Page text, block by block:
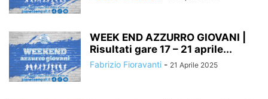
WEEK END AZZURRO GIOVANI |
Risultati gare 17 – 21 aprile...
Fabrizio Fioravanti - 21 Aprile 2025